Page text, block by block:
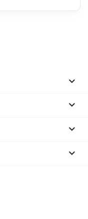


keyboard_arrow_down
